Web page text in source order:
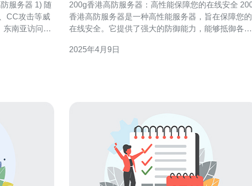
服务器 1) 随
CC攻击等威
东南亚访问延
期间维持服
200g香港高防服务器：高性能保障您的在线安全 200g
香港高防服务器是一种高性能服务器，旨在保障您的
在线安全。它提供了强大的防御能力，能够抵御各种
首先，200g香港高防服务器采用了最先进的硬件和软
2025年4月9日